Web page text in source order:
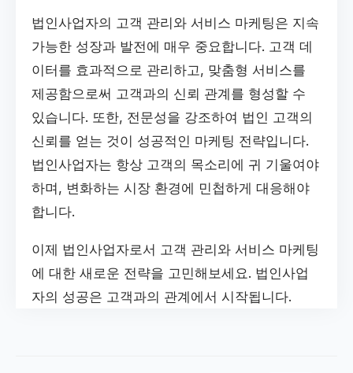
법인사업자의 고객 관리와 서비스 마케팅은 지속
가능한 성장과 발전에 매우 중요합니다. 고객 데
이터를 효과적으로 관리하고, 맞춤형 서비스를
제공함으로써 고객과의 신뢰 관계를 형성할 수
있습니다. 또한, 전문성을 강조하여 법인 고객의
신뢰를 얻는 것이 성공적인 마케팅 전략입니다.
법인사업자는 항상 고객의 목소리에 귀 기울여야
하며, 변화하는 시장 환경에 민첩하게 대응해야
합니다.
이제 법인사업자로서 고객 관리와 서비스 마케팅
에 대한 새로운 전략을 고민해보세요. 법인사업
자의 성공은 고객과의 관계에서 시작됩니다.